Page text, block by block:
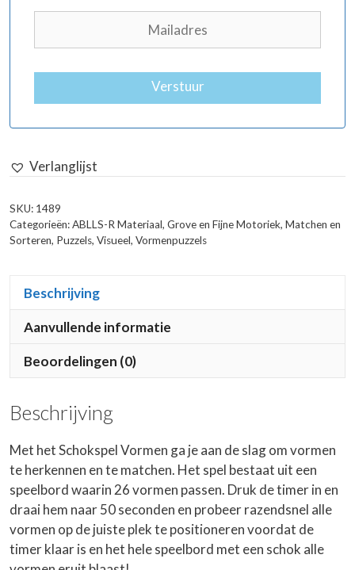
Verstuur
Verlanglijst
SKU: 1489
Categorieën:ABLLS-R Materiaal, Grove en Fijne Motoriek, Matchen en
Sorteren, Puzzels, Visueel, Vormenpuzzels
Beschrijving
Aanvullende informatie
Beoordelingen (0)
Beschrijving
Met het Schokspel Vormen ga je aan de slag om vormen
te herkennen en te matchen. Het spel bestaat uit een
speelbord waarin 26 vormen passen. Druk de timer in en
draai hem naar 50 seconden en probeer razendsnel alle
vormen op de juiste plek te positioneren voordat de
timer klaar is en het hele speelbord met een schok alle